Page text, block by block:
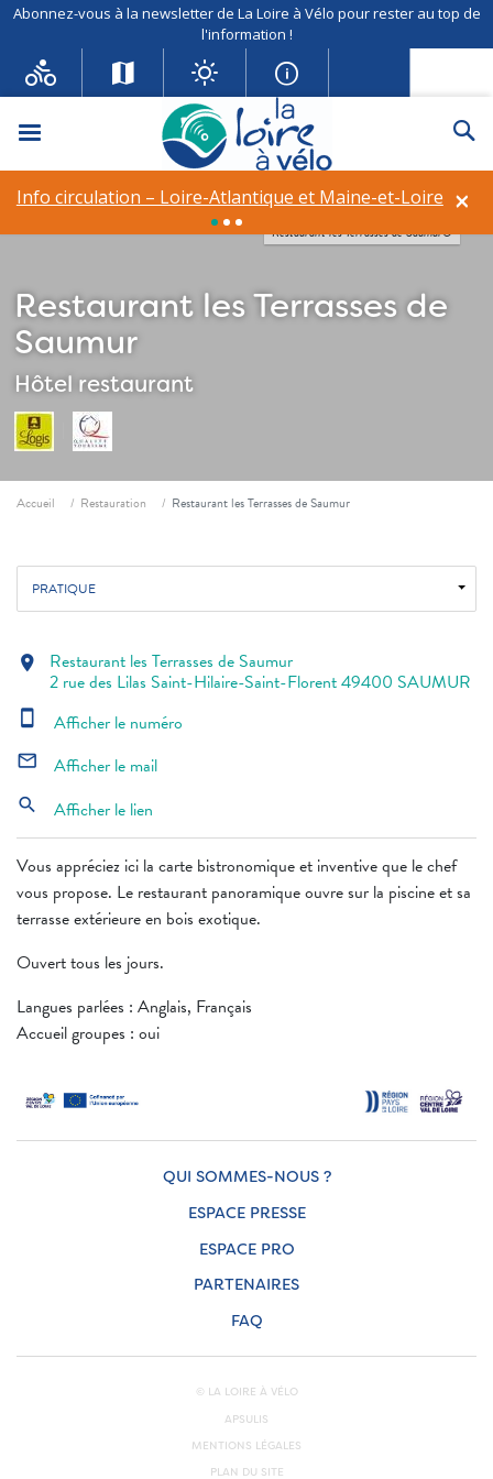
Abonnez-vous à la newsletter de La Loire à Vélo pour rester au top de
l'information !
Menu
×
Info circulation – Loire-Atlantique et Maine-et-Loire
Restaurant les Terrasses de
Saumur
Hôtel restaurant
Restaurant les Terrasses de Saumur©
Fil d'ariane
Accueil Restauration Restaurant les Terrasses de Saumur
PRATIQUE
Vous appréciez ici la carte bistronomique et inventive que le chef
vous propose. Le restaurant panoramique ouvre sur la piscine et sa
terrasse extérieure en bois exotique.
Ouvert tous les jours.
Langues parlées : Anglais, Français
Accueil groupes : oui
location_on Restaurant les Terrasses de Saumur
2 rue des Lilas Saint-Hilaire-Saint-Florent 49400 SAUMUR
smartphone Afficher le numéro
mail_outline Afficher le mail
search Afficher le lien
QUI SOMMES-NOUS ?
ESPACE PRESSE
ESPACE PRO
PARTENAIRES
FAQ
© LA LOIRE À VÉLO
APSULIS
MENTIONS LÉGALES
PLAN DU SITE